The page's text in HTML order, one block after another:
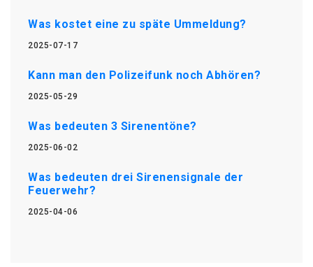
Was kostet eine zu späte Ummeldung?
2025-07-17
Kann man den Polizeifunk noch Abhören?
2025-05-29
Was bedeuten 3 Sirenentöne?
2025-06-02
Was bedeuten drei Sirenensignale der
Feuerwehr?
2025-04-06